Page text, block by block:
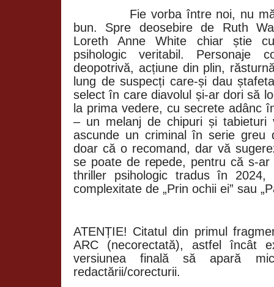
Fie vorba între noi, nu
bun. Spre deosebire de Ruth
Loreth Anne White chiar știe
psihologic veritabil. Personaje
deopotrivă, acțiune din plin,
lung de suspecți care-și dau
select în care diavolul și-ar dori să
la prima vedere, cu secrete adânc
– un melanj de chipuri și tabieturi
ascunde un criminal în serie greu
doar că o recomand, dar vă
se poate de repede, pentru că s-
thriller psihologic tradus în
complexitate de „Prin ochii ei” sau
ATENȚIE! Citatul din primul
ARC (necorectată), astfel încât
versiunea finală să apară
redactării/corecturii.